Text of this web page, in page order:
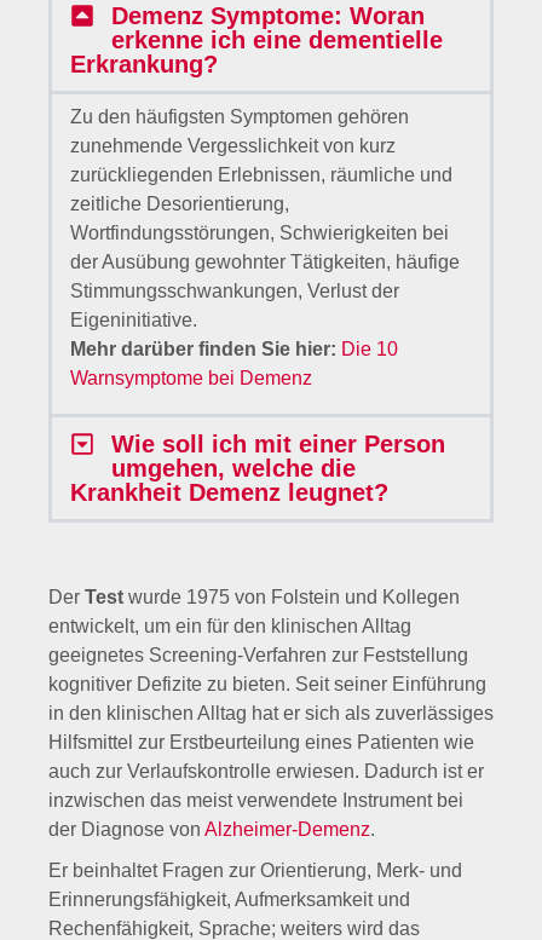
Demenz Symptome: Woran
erkenne ich eine dementielle
Erkrankung?
Zu den häufigsten Symptomen gehören
zunehmende Vergesslichkeit von kurz
zurückliegenden Erlebnissen, räumliche und
zeitliche Desorientierung,
Wortfindungsstörungen, Schwierigkeiten bei
der Ausübung gewohnter Tätigkeiten, häufige
Stimmungsschwankungen, Verlust der
Eigeninitiative.
Mehr darüber finden Sie hier: Die 10
Warnsymptome bei Demenz
Wie soll ich mit einer Person
umgehen, welche die
Krankheit Demenz leugnet?
Der Test wurde 1975 von Folstein und Kollegen
entwickelt, um ein für den klinischen Alltag
geeignetes Screening-Verfahren zur Feststellung
kognitiver Defizite zu bieten. Seit seiner Einführung
in den klinischen Alltag hat er sich als zuverlässiges
Hilfsmittel zur Erstbeurteilung eines Patienten wie
auch zur Verlaufskontrolle erwiesen. Dadurch ist er
inzwischen das meist verwendete Instrument bei
der Diagnose von Alzheimer-Demenz.
Er beinhaltet Fragen zur Orientierung, Merk- und
Erinnerungsfähigkeit, Aufmerksamkeit und
Rechenfähigkeit, Sprache; weiters wird das